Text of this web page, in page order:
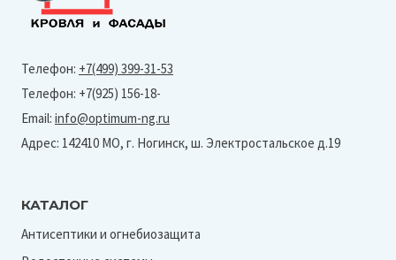
Телефон: +7(499) 399-31-53
Телефон: +7(925) 156-18-
Email: info@optimum-ng.ru
Адрес: 142410 МО, г. Ногинск, ш. Электростальское д.19
КАТАЛОГ
Антисептики и огнебиозащита